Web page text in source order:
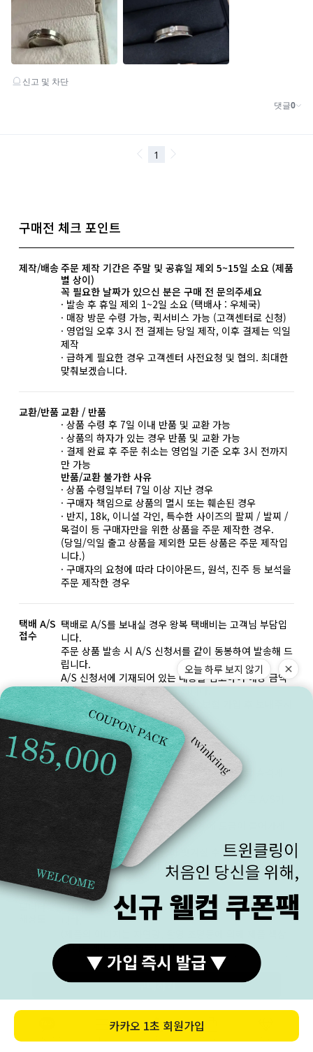
구매하기
구매전 체크 포인트
제작/배송주문 제작 기간은 주말 및 공휴일 제외 5~15일 소요 (제품
별 상이)
꼭 필요한 날짜가 있으신 분은 구매 전 문의주세요
· 발송 후 휴일 제외 1~2일 소요 (택배사 : 우체국)
· 매장 방문 수령 가능, 퀵서비스 가능 (고객센터로 신청)
· 영업일 오후 3시 전 결제는 당일 제작, 이후 결제는 익일
제작
· 급하게 필요한 경우 고객센터 사전요청 및 협의. 최대한
맞춰보겠습니다.
교환/반품 교환 / 반품
· 상품 수령 후 7일 이내 반품 및 교환 가능
· 상품의 하자가 있는 경우 반품 및 교환 가능
· 결제 완료 후 주문 취소는 영업일 기준 오후 3시 전까지
만 가능
반품/교환 불가한 사유
· 상품 수령일부터 7일 이상 지난 경우
· 구매자 책임으로 상품의 멸시 또는 훼손된 경우
· 반지, 18k, 이니셜 각인, 특수한 사이즈의 팔찌 / 발찌 /
목걸이 등 구매자만을 위한 상품을 주문 제작한 경우.
(당일/익일 출고 상품을 제외한 모든 상품은 주문 제작입
니다.)
· 구매자의 요청에 따라 다이아몬드, 원석, 진주 등 보석을
주문 제작한 경우
택배 A/S
접수
택배로 A/S를 보내실 경우 왕복 택배비는 고객님 부담입
니다.
주문 상품 발송 시 A/S 신청서를 같이 동봉하여 발송해 드
립니다.
A/S 신청서에 기재되어 있는 내용을 참고하여 해당 금액
과 함께 동봉해서 보내주시면 됩니다.
*100만 원 이상 고가 상품인 경우, 보험 가입 후 보내주시
는 게 안전합니다.
주의사항
금 상품의 특성상 무른 성질을 가지고 있습니다.
찌그러짐, 끊어짐 등 변형이 발생할 수 있으므로 충격에
유의하여 사용해 주세요.
이러한 변경은 기간과 횟수에 상관없이 무상으로 A/S가
가능합니다.(왕복 택배비 본인 부담)
*화이트 골드는 제작 후 마무리 단계에 도금이 들어가게
착용자의 관리에 따라 도금이 벗겨질 수 있으며 추가 도금
작업이 가능합니다.(추가 요금 발생)
· 모니터 해상도에 따라 실제 색상과 차이가 있을 수 있습
이 다르게 보일 수 있습니다)
· 로즈 골드 색상의 경우 금속 배합 과정이 수작업으로 이
루어지기 때문에 미세한 톤의 차이가 있을 수 있습니다.
· 주얼리의 특성상 세팅된 원석의 모양, 크기, 컬러가 다를
수 있습니다.
· 아래 8단계의 명암 구분이 명확하게 되어야 보다 정확한
밝기로 상품을 확인 하실 수 있습니다.
오늘 하루 보지 않기
카카오 1초 회원가입